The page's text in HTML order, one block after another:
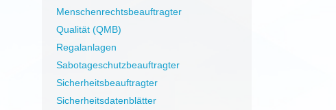
Menschenrechtsbeauftragter
Qualität (QMB)
Regalanlagen
Sabotageschutzbeauftragter
Sicherheitsbeauftragter
Sicherheitsdatenblätter